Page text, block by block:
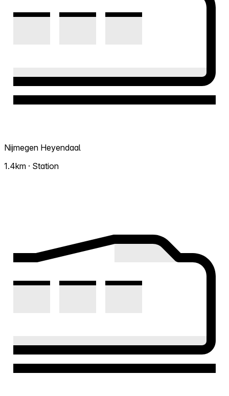
Nijmegen Heyendaal
1.4km · Station